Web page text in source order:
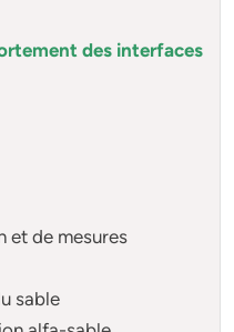
des interfaces
et de mesures
sable